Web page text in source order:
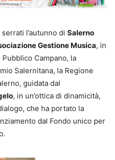
l’autunno di Salerno
Gestione Musica, in
Campano, la
Salernitana, la Regione
guidata dal
, in un’ottica di dinamicità,
che ha portato la
dal Fondo unico per